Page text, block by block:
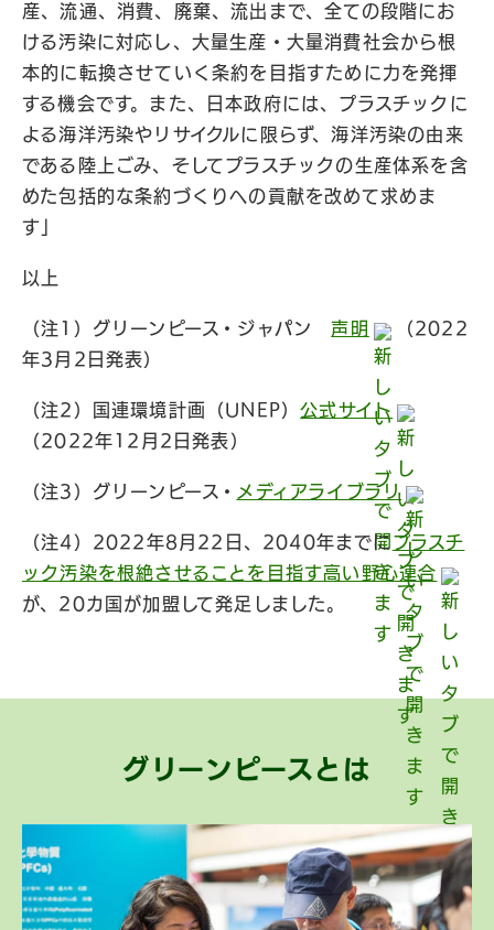
産、流通、消費、廃棄、流出まで、全ての段階にお
ける汚染に対応し、大量生産・大量消費社会から根
本的に転換させていく条約を目指すために力を発揮
する機会です。また、日本政府には、プラスチックに
よる海洋汚染やリサイクルに限らず、海洋汚染の由来
である陸上ごみ、そしてプラスチックの生産体系を含
めた包括的な条約づくりへの貢献を改めて求めま
す」
以上
（注1）グリーンピース・ジャパン声明
（2022
年3月2日発表）
（注2）国連環境計画（UNEP）公式サイト
（2022年12月2日発表）
（注3）グリーンピース・ メディアライブラリ
（注4）2022年8月22日、2040年までに プラスチ
ック汚染を根絶させることを目指す高い野心連合
が、20カ国が加盟して発足しました。
グリーンピースとは